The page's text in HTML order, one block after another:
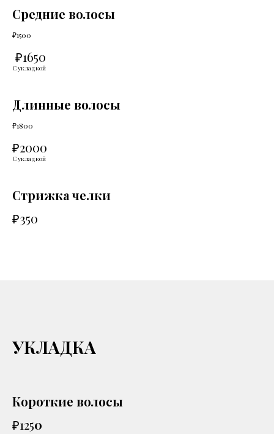
Средние волосы
₽1500
₽1650
С укладкой
Длинные волосы
₽1800
₽2000
С укладкой
Стрижка челки
₽350
УКЛАДКА
Короткие волосы
₽1250